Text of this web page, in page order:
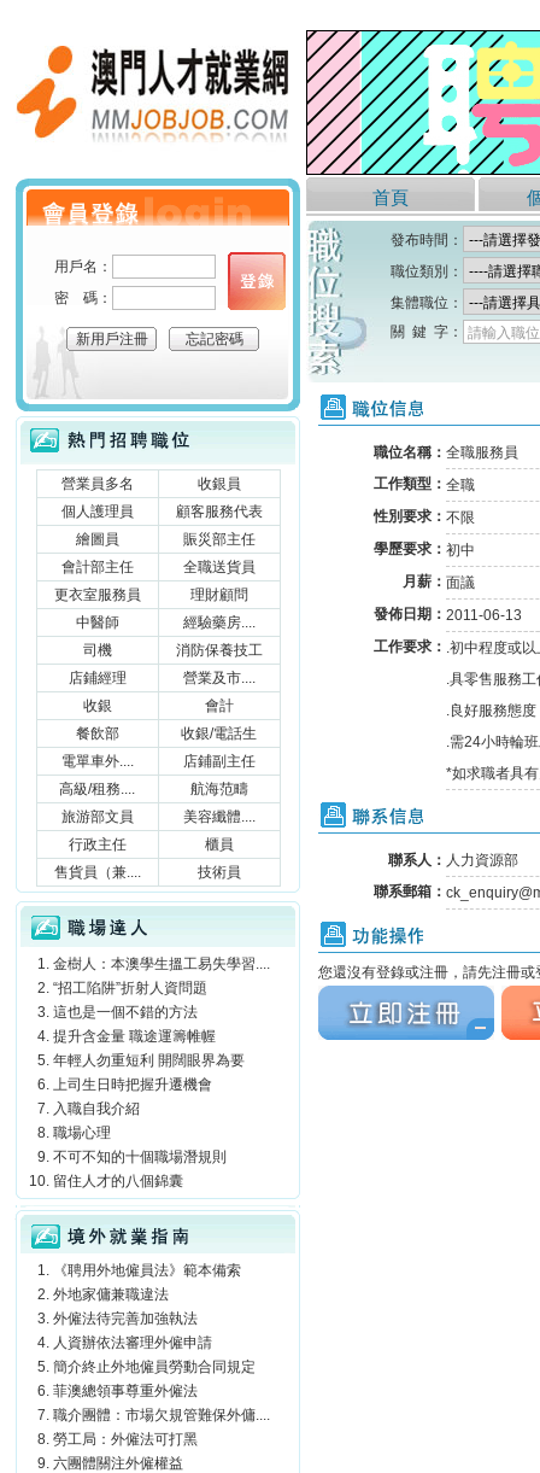
首頁
發布時間：
職位類別：
集體職位：
關 鍵 字：
請輸入職
職位信息
職位名稱： 全職服務員
工作類型： 全職
性別要求： 不限
學歷要求： 初中
月薪： 面議
發佈日期： 2011-06-13
工作要求： .初中程度或以
.具零售服務
.良好服務態
.需24小時輪
*如求職者具
聯系信息
聯系人： 人力資源部
聯系郵箱：
功能操作
您還沒有登錄或注冊，請先注冊
立刻注冊
立刻
個人會員登錄
用戶名：
密 碼：
新用戶注冊 忘記密碼
熱門招聘職位
營業員多名
收銀員
個人護理員
顧客服務代表
繪圖員
賑災部主任
會計部主任
全職送貨員
更衣室服務員
理財顧問
中醫師
經驗藥房....
司機
消防保養技工
店鋪經理
營業及市....
收銀
會計
餐飲部
收銀/電話生
電單車外....
店鋪副主任
高級/租務....
航海范疇
旅游部文員
美容纖體....
行政主任
櫃員
售貨員（兼....
技術員
職場達人
金樹人：本澳學生搵工易失學習....
“招工陷阱”折射人資問題
這也是一個不錯的方法
提升含金量 職途運籌帷幄
年輕人勿重短利 開闊眼界為要
上司生日時把握升遷機會
入職自我介紹
職場心理
不可不知的十個職場潛規則
留住人才的八個錦囊
境外就業指南
《聘用外地僱員法》範本備索
外地家傭兼職違法
外僱法待完善加強執法
人資辦依法審理外僱申請
簡介終止外地僱員勞動合同規定
菲澳總領事尊重外僱法
職介團體：市場欠規管難保外傭....
勞工局：外僱法可打黑
六團體關注外僱權益